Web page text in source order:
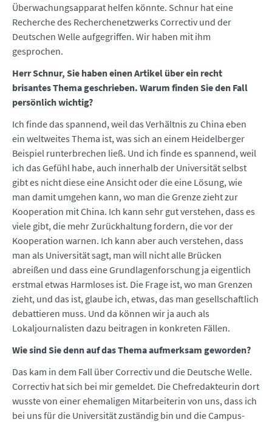
Überwachungsapparat helfen könnte. Schnur hat eine
Recherche des Recherchenetzwerks Correctiv und der
Deutschen Welle aufgegriffen. Wir haben mit ihm
gesprochen.
Herr Schnur, Sie haben einen Artikel über ein recht
brisantes Thema geschrieben. Warum finden Sie den Fall
persönlich wichtig?
Ich finde das spannend, weil das Verhältnis zu China eben
ein weltweites Thema ist, was sich an einem Heidelberger
Beispiel runterbrechen ließ. Und ich finde es spannend, weil
ich das Gefühl habe, auch innerhalb der Universität selbst
gibt es nicht diese eine Ansicht oder die eine Lösung, wie
man damit umgehen kann, wo man die Grenze zieht zur
Kooperation mit China. Ich kann sehr gut verstehen, dass es
viele gibt, die mehr Zurückhaltung fordern, die vor der
Kooperation warnen. Ich kann aber auch verstehen, dass
man als Universität sagt, man will nicht alle Brücken
abreißen und dass eine Grundlagenforschung ja eigentlich
erstmal etwas Harmloses ist. Die Frage ist, wo man Grenzen
zieht, und das ist, glaube ich, etwas, das man gesellschaftlich
debattieren muss. Und da können wir ja auch als
Lokaljournalisten dazu beitragen in konkreten Fällen.
Wie sind Sie denn auf das Thema aufmerksam geworden?
Das kam in dem Fall über Correctiv und die Deutsche Welle.
Correctiv hat sich bei mir gemeldet. Die Chefredakteurin dort
wusste von einer ehemaligen Mitarbeiterin von uns, dass ich
bei uns für die Universität zuständig bin und die Campus-